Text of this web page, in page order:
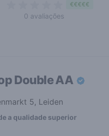
0 avaliações
€€€€€
Double AA
5, Leiden
a qualidade superior